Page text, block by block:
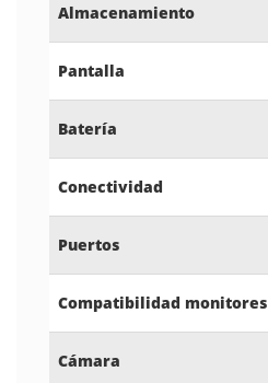
Almacenamiento
Pantalla
Batería
Conectividad
Puertos
Compatibilidad monitores
Cámara